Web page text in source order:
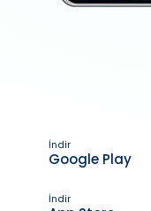
İndir
Google Play
İndir